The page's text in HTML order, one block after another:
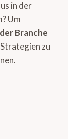
in der
Um
Branche
zu